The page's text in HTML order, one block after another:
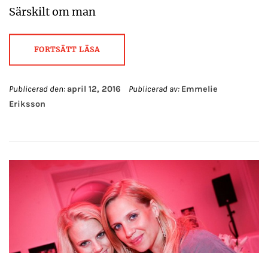
Särskilt om man
FORTSÄTT LÄSA
Publicerad den: april 12, 2016 Publicerad av: Emmelie
Eriksson